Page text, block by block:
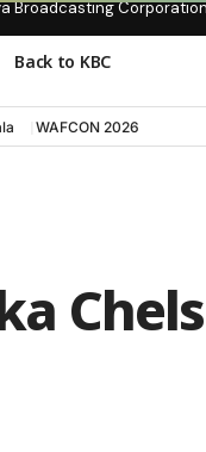
Broadcasting
Back to KBC
WAFCON 2026